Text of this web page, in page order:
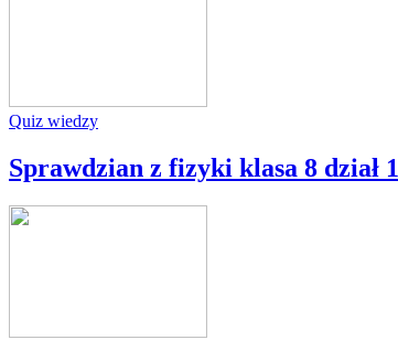
Quiz wiedzy
Sprawdzian z fizyki klasa 8